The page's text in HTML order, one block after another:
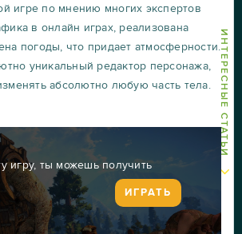
ИНТЕРЕСНЫЕ СТАТЬИ
игре по мнению многих экспертов
в онлайн играх, реализована
погоды, что придает атмосферности.
уникальный редактор персонажа,
абсолютно любую часть тела.
игру, ты можешь получить
ИГРАТЬ